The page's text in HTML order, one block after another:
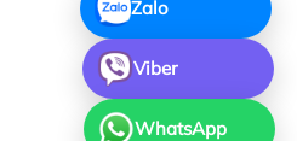
Zalo
Viber
WhatsApp